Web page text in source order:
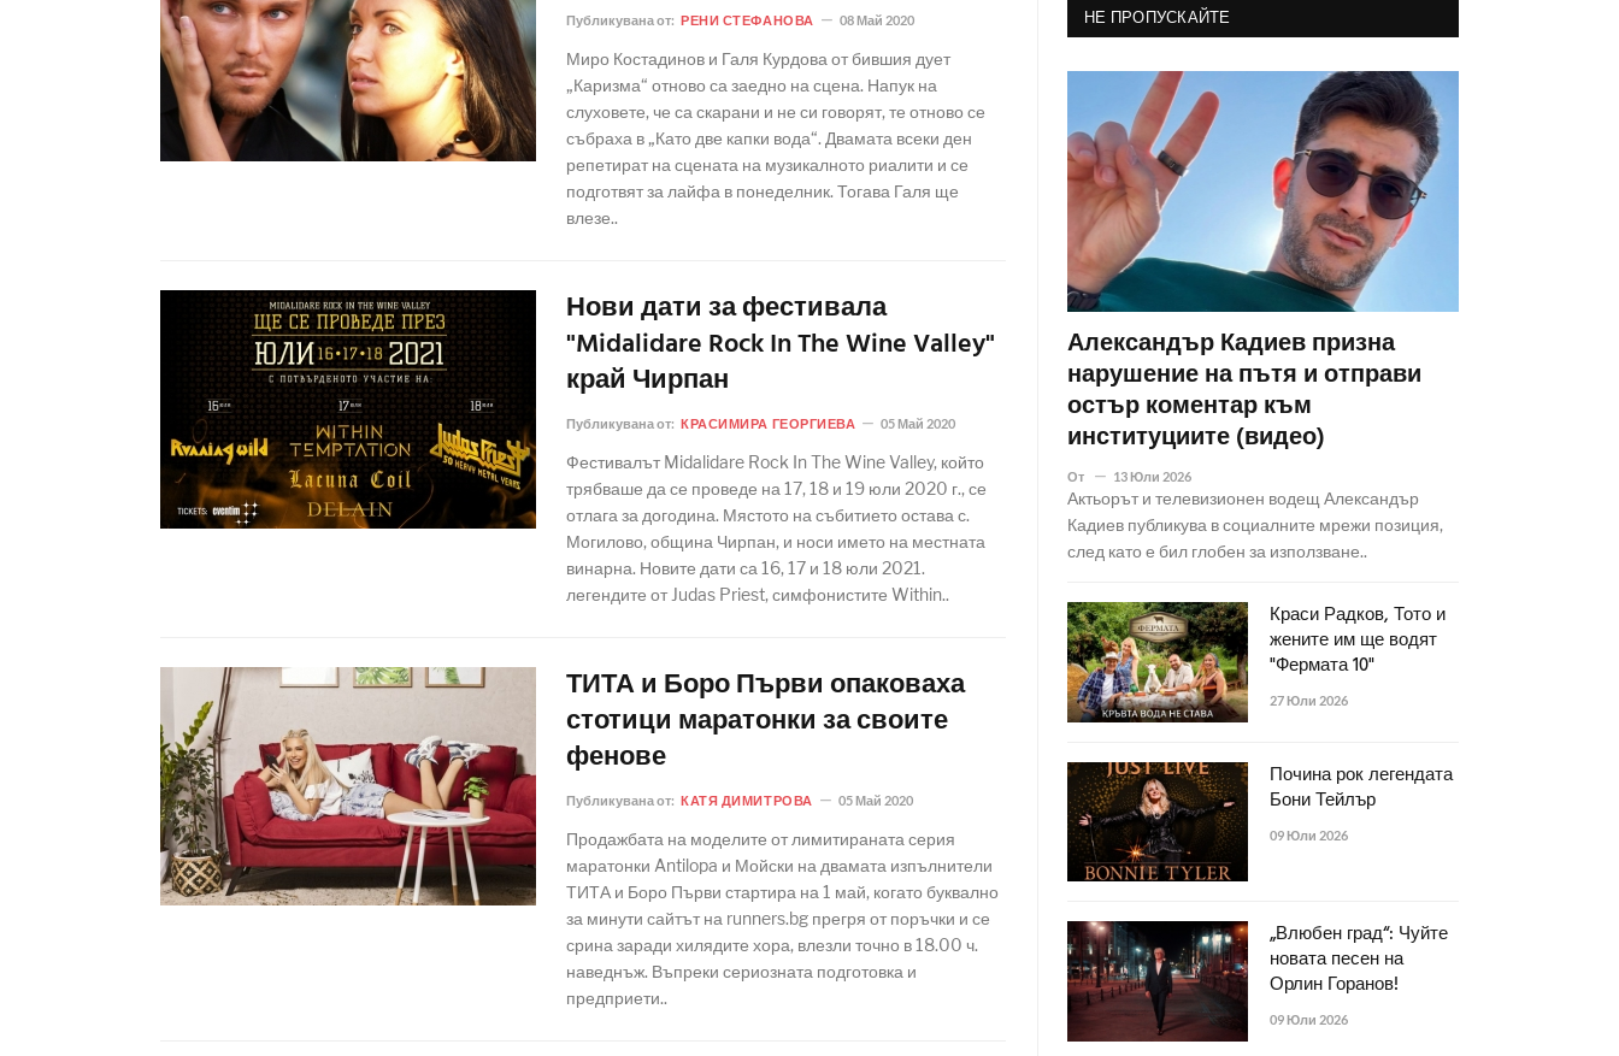
Публикувана от: РЕНИ СТЕФАНОВА 08 Май 2020
Миро Костадинов и Галя Курдова от бившия дует
„Каризма“ отново са заедно на сцена. Напук на
слуховете, че са скарани и не си говорят, те отново се
събраха в „Като две капки вода“. Двамата всеки ден
репетират на сцената на музикалното риалити и се
подготвят за лайфа в понеделник. Тогава Галя ще
влезе..
Нови дати за фестивала
"Midalidare Rock In The Wine Valley"
край Чирпан
Публикувана от: КРАСИМИРА ГЕОРГИЕВА 05 Май 2020
Фестивалът Midalidare Rock In The Wine Valley, който
трябваше да се проведе на 17, 18 и 19 юли 2020 г., се
отлага за догодина. Мястото на събитието остава с.
Могилово, община Чирпан, и носи името на местната
винарна. Новите дати са 16, 17 и 18 юли 2021.
легендите от Judas Priest, симфонистите Within..
ТИТА и Боро Първи опаковаха
стотици маратонки за своите
фенове
Публикувана от: КАТЯ ДИМИТРОВА 05 Май 2020
Продажбата на моделите от лимитираната серия
маратонки Antilopa и Мойски на двамата изпълнители
ТИТА и Боро Първи стартира на 1 май, когато буквално
за минути сайтът на runners.bg прегря от поръчки и се
срина заради хилядите хора, влезли точно в 18.00 ч.
наведнъж. Въпреки сериозната подготовка и
предприети..
НЕ ПРОПУСКАЙТЕ
Александър Кадиев призна
нарушение на пътя и отправи
остър коментар към
институциите (видео)
От 13 Юли 2026
Актьорът и телевизионен водещ Александър
Кадиев публикува в социалните мрежи позиция,
след като е бил глобен за използване..
Краси Радков, Тото и
жените им ще водят
"Фермата 10"
27 Юли 2026
Почина рок легендата
Бони Тейлър
09 Юли 2026
„Влюбен град“: Чуйте
новата песен на
Орлин Горанов!
09 Юли 2026